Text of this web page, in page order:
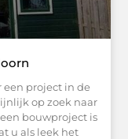
een project in de
op zoek naar
bouwproject is
u als leek het